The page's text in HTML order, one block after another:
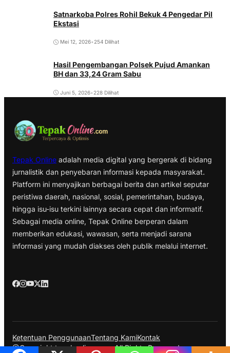
Satnarkoba Polres Rohil Bekuk 4 Pengedar Pil
Ekstasi
Mei 12, 2026•254 Dilihat
Hasil Pengembangan Polsek Pujud Amankan
BH dan 33,24 Gram Sabu
Juni 5, 2026• 228 Dilihat
Tepak Online adalah media digital yang bergerak di bidang
jurnalistik dan penyebaran informasi kepada masyarakat.
Platform ini menyajikan berbagai berita dan artikel seputar
peristiwa daerah, nasional, sosial, pemerintahan, budaya,
hingga isu-isu terkini lainnya secara cepat dan informatif.
Sebagai media online, Tepak Online berperan dalam
memberikan edukasi, wawasan, serta menjadi sarana
informasi yang mudah diakses oleh publik melalui internet.
Ketentuan PenggunaanTentang KamiKontak
@Copyright tepakonline.com. All Rights Reserved